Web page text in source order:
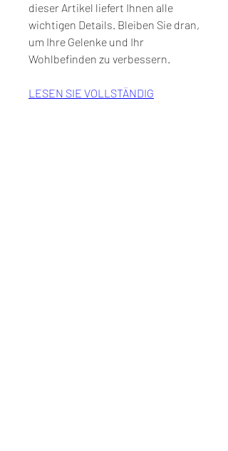
dieser Artikel liefert Ihnen alle
wichtigen Details. Bleiben Sie dran,
um Ihre Gelenke und Ihr
Wohlbefinden zu verbessern.
LESEN SIE VOLLSTÄNDIG